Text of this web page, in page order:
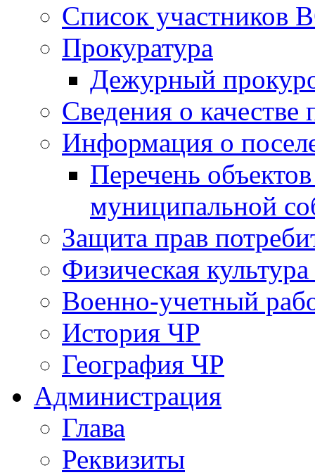
Список участников
Прокуратура
Дежурный
Сведения о качестве
Информация о
Перечень
муниципальной
Защита прав
Физическая
Военно-учетный
История ЧР
География ЧР
Администрация
Глава
Реквизиты